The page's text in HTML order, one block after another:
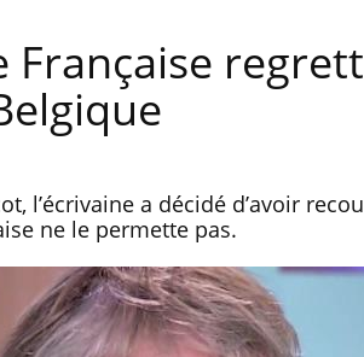
Française
l’écrivaine a décidé d’avoir
ne le permette pas.